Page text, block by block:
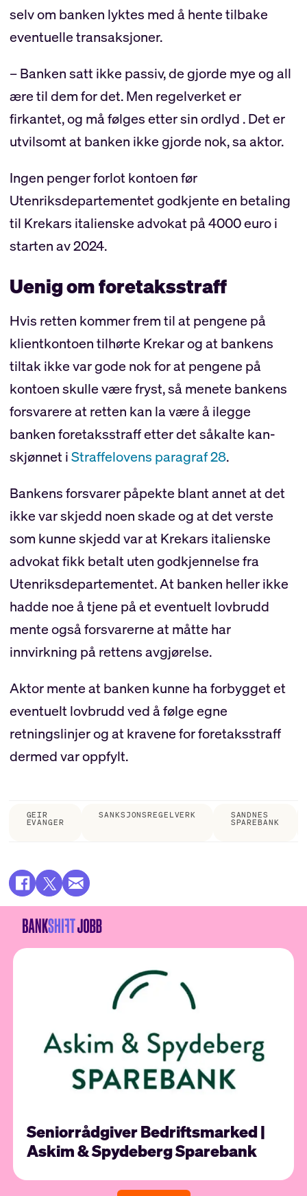
selv om banken lyktes med å hente tilbake
eventuelle transaksjoner.
– Banken satt ikke passiv, de gjorde mye og all
ære til dem for det. Men regelverket er
firkantet, og må følges etter sin ordlyd . Det er
utvilsomt at banken ikke gjorde nok, sa aktor.
Ingen penger forlot kontoen før
Utenriksdepartementet godkjente en betaling
til Krekars italienske advokat på 4000 euro i
starten av 2024.
Uenig om foretaksstraff
Hvis retten kommer frem til at pengene på
klientkontoen tilhørte Krekar og at bankens
tiltak ikke var gode nok for at pengene på
kontoen skulle være fryst, så menete bankens
forsvarere at retten kan la være å ilegge
banken foretaksstraff etter det såkalte kan-
skjønnet iStraffelovens paragraf 28.
Bankens forsvarer påpekte blant annet at det
ikke var skjedd noen skade og at det verste
som kunne skjedd var at Krekars italienske
advokat fikk betalt uten godkjennelse fra
Utenriksdepartementet. At banken heller ikke
hadde noe å tjene på et eventuelt lovbrudd
mente også forsvarerne at måtte har
innvirkning på rettens avgjørelse.
Aktor mente at banken kunne ha forbygget et
eventuelt lovbrudd ved å følge egne
retningslinjer og at kravene for foretaksstraff
dermed var oppfylt.
GEIR
EVANGER
SANKSJONSREGELVERK SANDNES
SPAREBANK
Seniorrådgiver Bedriftsmarked |
Askim & Spydeberg Sparebank